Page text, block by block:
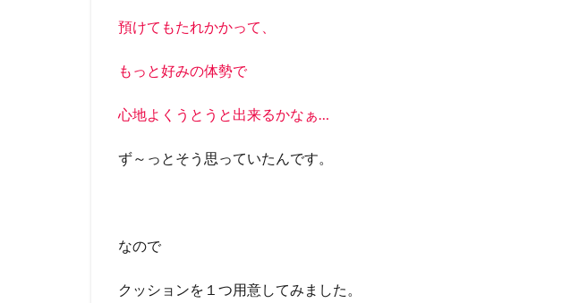
預けてもたれかかって、
もっと好みの体勢で
心地よくうとうと出来るかなぁ…
ず～っとそう思っていたんです。
なので
クッションを１つ用意してみました。